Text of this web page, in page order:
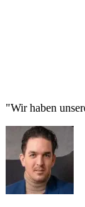
"Wir haben